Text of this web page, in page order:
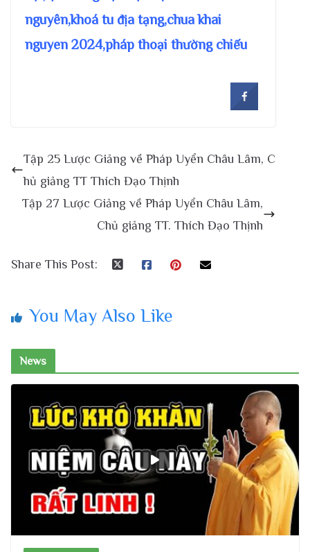
nguyên,khoá tu địa tạng,chua khai
nguyen 2024,pháp thoại thường chiếu
Tập 25 Lược Giảng về Pháp Uyển Châu Lâm, C
hủ giảng TT Thích Đạo Thịnh
Tập 27 Lược Giảng về Pháp Uyển Châu Lâm,
Chủ giảng TT. Thích Đạo Thịnh
Share This Post:
You May Also Like
News